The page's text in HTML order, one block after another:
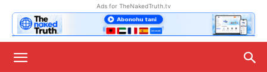
Ads for TheNakedTruth.tv